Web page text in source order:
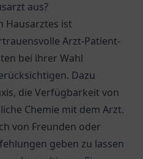
aus?
Hausarztes ist
Arzt-Patient-
bei ihrer Wahl
Dazu
die Verfügbarkeit von
Chemie mit dem Arzt.
von Freunden oder
geben zu lassen